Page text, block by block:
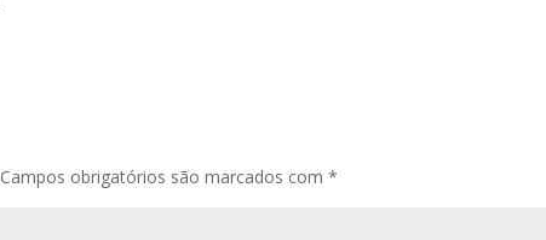
Campos obrigatórios são marcados com*